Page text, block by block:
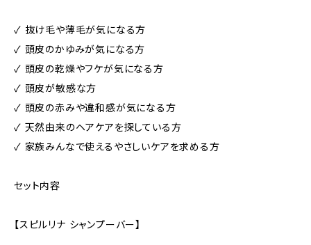
✓ 抜け毛や薄毛が気になる方
✓ 頭皮のかゆみが気になる方
✓ 頭皮の乾燥やフケが気になる方
✓ 頭皮が敏感な方
✓ 頭皮の赤みや違和感が気になる方
✓ 天然由来のヘアケアを探している方
✓ 家族みんなで使えるやさしいケアを求める方
セット内容
【スピルリナ シャンプーバー】